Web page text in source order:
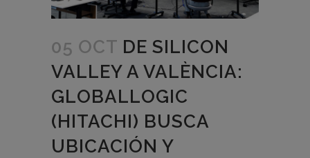
05 OCT DE SILICON
VALLEY A VALÈNCIA:
GLOBALLOGIC
(HITACHI) BUSCA
UBICACIÓN Y